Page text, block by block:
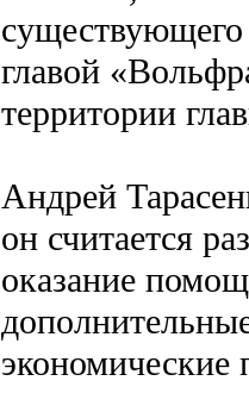
существующего
главой
территории
Андрей
он считается
оказание
экономические